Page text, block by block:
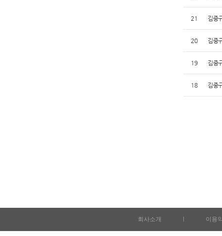
21 김중
20 김중
19 김중
18 김중
회사소개 이용